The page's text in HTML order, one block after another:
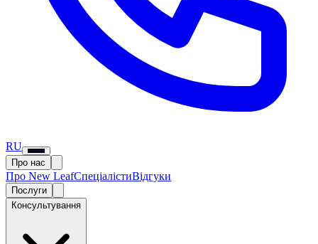
RU
Про нас
Про New LeafСпеціалістиВідгуки
Послуги
Консультування